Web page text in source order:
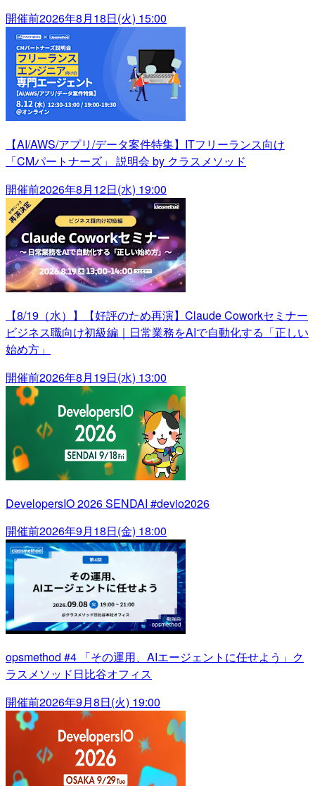
開催前2026年8月18日(火) 15:00
【AI/AWS/アプリ/データ案件特集】ITフリーランス向け
「CMパートナーズ」 説明会 by クラスメソッド
開催前2026年8月12日(水) 19:00
【8/19（水）】【好評のため再演】Claude Coworkセミナー
ビジネス職向け初級編｜日常業務をAIで自動化する「正しい
始め方」
開催前2026年8月19日(水) 13:00
DevelopersIO 2026 SENDAI #devio2026
開催前2026年9月18日(金) 18:00
opsmethod #4 「その運用、AIエージェントに任せよう」ク
ラスメソッド日比谷オフィス
開催前2026年9月8日(火) 19:00